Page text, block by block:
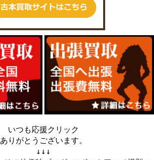
いつも応援クリック
ありがとうございます。
↓↓↓